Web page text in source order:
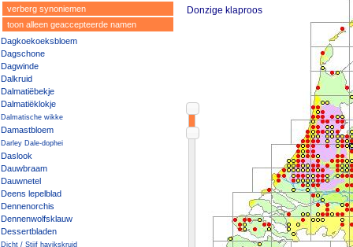
verberg synoniemen
toon alleen geaccepteerde namen
Dagkoekoeksbloem
Dagschone
Dagwinde
Dalkruid
Dalmatiëbekje
Dalmatiëklokje
Dalmatische wikke
Damastbloem
Darley Dale-dophei
Daslook
Dauwbraam
Dauwnetel
Deens lepelblad
Dennenorchis
Dennenwolfsklauw
Dessertbladen
Dicht / Stijf havikskruid
Donzige klaproos